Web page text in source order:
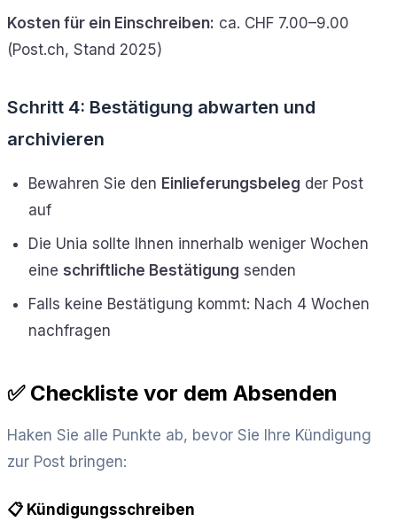
Kosten für ein Einschreiben: ca. CHF 7.00–9.00
(Post.ch, Stand 2025)
Schritt 4: Bestätigung abwarten und
archivieren
Bewahren Sie den Einlieferungsbeleg der Post
auf
Die Unia sollte Ihnen innerhalb weniger Wochen
eine schriftliche Bestätigung senden
Falls keine Bestätigung kommt: Nach 4 Wochen
nachfragen
✅ Checkliste vor dem Absenden
Haken Sie alle Punkte ab, bevor Sie Ihre Kündigung
zur Post bringen:
📋 Kündigungsschreiben